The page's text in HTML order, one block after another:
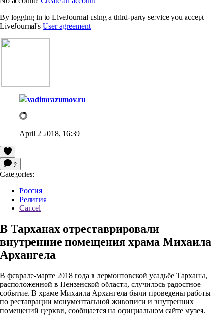
By logging in to LiveJournal using a third-party service you accept
LiveJournal's User agreement
vadimrazumov.ru
April 2 2018, 16:39
2
Categories:
Россия
Религия
Cancel
В Тарханах отреставрировали
внутренние помещения храма Михаила
Архангела
В феврале-марте 2018 года в лермонтовской усадьбе Тарханы,
расположенной в Пензенской области, случилось радостное
событие. В храме Михаила Архангела были проведены работы
по реставрации монументальной живописи и внутренних
помещений церкви, сообщается на официальном сайте музея.